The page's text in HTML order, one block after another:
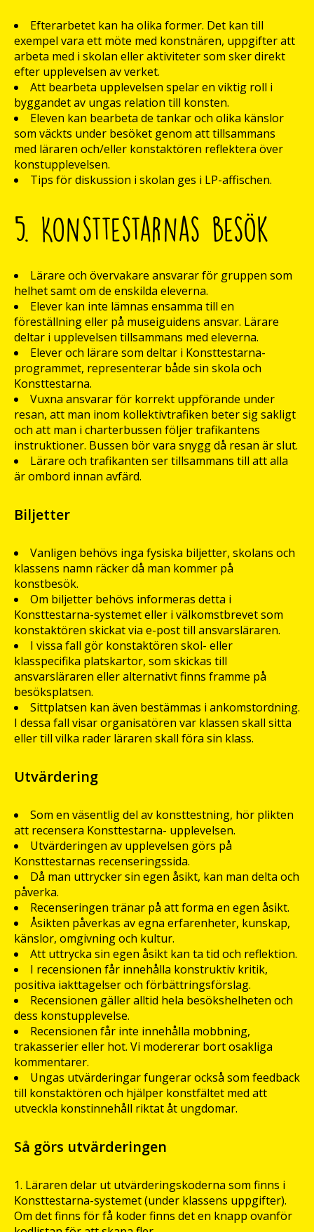
Efterarbetet kan ha olika former. Det kan till
exempel vara ett möte med konstnären, uppgifter att
arbeta med i skolan eller aktiviteter som sker direkt
efter upplevelsen av verket.
Att bearbeta upplevelsen spelar en viktig roll i
byggandet av ungas relation till konsten.
Eleven kan bearbeta de tankar och olika känslor
som väckts under besöket genom att tillsammans
med läraren och/eller konstaktören reflektera över
konstupplevelsen.
Tips för diskussion i skolan ges i LP-affischen.
5. Konsttestarnas besök
Lärare och övervakare ansvarar för gruppen som
helhet samt om de enskilda eleverna.
Elever kan inte lämnas ensamma till en
föreställning eller på museiguidens ansvar. Lärare
deltar i upplevelsen tillsammans med eleverna.
Elever och lärare som deltar i Konsttestarna-
programmet, representerar både sin skola och
Konsttestarna.
Vuxna ansvarar för korrekt uppförande under
resan, att man inom kollektivtrafiken beter sig sakligt
och att man i charterbussen följer trafikantens
instruktioner. Bussen bör vara snygg då resan är slut.
Lärare och trafikanten ser tillsammans till att alla
är ombord innan avfärd.
Biljetter
Vanligen behövs inga fysiska biljetter, skolans och
klassens namn räcker då man kommer på
konstbesök.
Om biljetter behövs informeras detta i
Konsttestarna-systemet eller i välkomstbrevet som
konstaktören skickat via e-post till ansvarsläraren.
I vissa fall gör konstaktören skol- eller
klasspecifika platskartor, som skickas till
ansvarsläraren eller alternativt finns framme på
besöksplatsen.
Sittplatsen kan även bestämmas i ankomstordning.
I dessa fall visar organisatören var klassen skall sitta
eller till vilka rader läraren skall föra sin klass.
Utvärdering
Som en väsentlig del av konsttestning, hör plikten
att recensera Konsttestarna- upplevelsen.
Utvärderingen av upplevelsen görs på
Konsttestarnas recenseringssida.
Då man uttrycker sin egen åsikt, kan man delta och
påverka.
Recenseringen tränar på att forma en egen åsikt.
Åsikten påverkas av egna erfarenheter, kunskap,
känslor, omgivning och kultur.
Att uttrycka sin egen åsikt kan ta tid och reflektion.
I recensionen får innehålla konstruktiv kritik,
positiva iakttagelser och förbättringsförslag.
Recensionen gäller alltid hela besökshelheten och
dess konstupplevelse.
Recensionen får inte innehålla mobbning,
trakasserier eller hot. Vi modererar bort osakliga
kommentarer.
Ungas utvärderingar fungerar också som feedback
till konstaktören och hjälper konstfältet med att
utveckla konstinnehåll riktat åt ungdomar.
Så görs utvärderingen
Läraren delar ut utvärderingskoderna som finns i
Konsttestarna-systemet (under klassens uppgifter).
Om det finns för få koder finns det en knapp ovanför